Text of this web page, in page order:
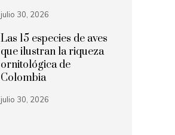
julio 30, 2026
Las 15 especies de aves
que ilustran la riqueza
ornitológica de
Colombia
julio 30, 2026